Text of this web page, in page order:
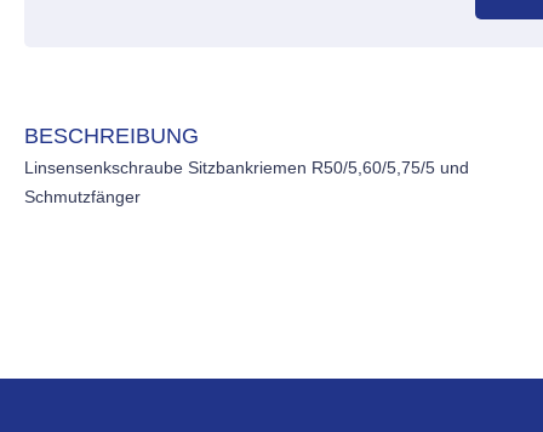
BESCHREIBUNG
Linsensenkschraube Sitzbankriemen R50/5,60/5,75/5 und
Schmutzfänger